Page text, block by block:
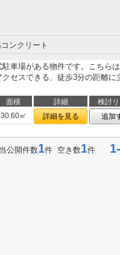
ンクリート
車場がある物件です。こちら
セスできる、徒歩3分の距離に
面積 詳細
検討リ
30.60㎡ 詳細を見る 追加
公開件数1件 空き数1件 1-